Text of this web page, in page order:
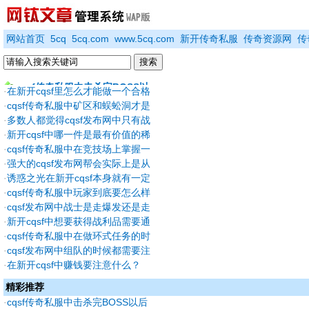
网站首页 5cq 5cq.com www.5cq.com 新开传奇私服 传奇资源网 传
cqsf传奇私服中击杀完BOSS以
后还要挖一下装备
·在新开cqsf里怎么才能做一个合格
的好师傅呢？
·cqsf传奇私服中矿区和蜈蚣洞才是
早期玩家的回忆
·多数人都觉得cqsf发布网中只有战
士玩家才是最氪金的
·新开cqsf中哪一件是最有价值的稀
有装备？
·cqsf传奇私服中在竞技场上掌握一
些PK技巧也很关键
·强大的cqsf发布网帮会实际上是从
低级慢慢成长起来的
·诱惑之光在新开cqsf本身就有一定
的成功几率
·cqsf传奇私服中玩家到底要怎么样
去提升自己的操作水平？
·cqsf发布网中战士是走爆发还是走
防御道路呢？
·新开cqsf中想要获得战利品需要通
过哪三个渠道才能获得？
·cqsf传奇私服中在做环式任务的时
候大家需要注意哪些地方呢？
·cqsf发布网中组队的时候都需要注
意好哪些情况呢？
·在新开cqsf中赚钱要注意什么？
精彩推荐
·cqsf传奇私服中击杀完BOSS以后